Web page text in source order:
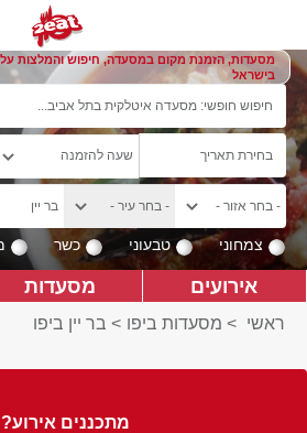
מסעדות, הזמנת מקום במסעדה, חיפוש והמלצות
בישראל
צמחוני טבעוני כשר
אירועים מסעדות
ראשי > מסעדות ביפו > בר יין ביפו
מתכננים אירוע?